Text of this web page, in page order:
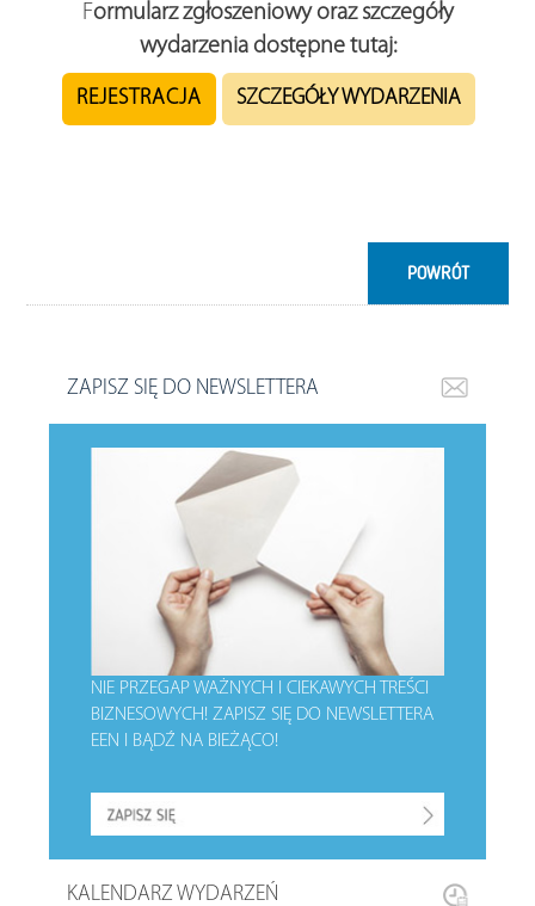
Formularz zgłoszeniowy oraz szczegóły
wydarzenia dostępne tutaj:
REJESTRACJA SZCZEGÓŁY WYDARZENIA
POWRÓT
ZAPISZ SIĘ DO NEWSLETTERA
NIE PRZEGAP WAŻNYCH I CIEKAWYCH TREŚCI
BIZNESOWYCH!ZAPISZ SIĘ DO NEWSLETTERA
EEN I BĄDŹ NA BIEŻĄCO!
KALENDARZ WYDARZEŃ